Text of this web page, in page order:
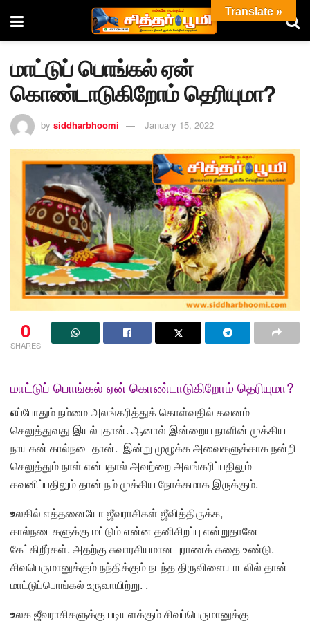
மாட்டுப் பொங்கல் ஏன்
கொண்டாடுகிறோம் தெரியுமா?
by siddharbhoomi January 15, 2022
0
SHARES
மாட்டுப் பொங்கல் ஏன் கொண்டாடுகிறோம் தெரியுமா?
எப்போதும் நம்மை அலங்கரித்துக் கொள்வதில் கவனம்
செலுத்துவது இயல்புதான். ஆனால் இன்றைய நாளின் முக்கிய
நாயகன் கால்நடைதான். இன்று முழுக்க அவைகளுக்காக நன்றி
செலுத்தும் நாள் என்பதால் அவற்றை அலங்கரிப்பதிலும்
கவனிப்பதிலும் தான் நம் முக்கிய நோக்கமாக இருக்கும்.
உலகில் எத்தனையோ ஜீவராசிகள் ஜீவித்திருக்க,
கால்நடைகளுக்கு மட்டும் என்ன தனிசிறப்பு என்றுதானே
கேட்கிறீர்கள். அதற்கு சுவாரசியமான புராணக் கதை உண்டு.
சிவபெருமானுக்கும் நந்திக்கும் நடந்த திருவிளையாடலில் தான்
மாட்டுப்பொங்கல் உருவாயிற்று. .
உலக ஜீவராசிகளுக்கு படியளக்கும் சிவப்பெருமானுக்கு
Translate »